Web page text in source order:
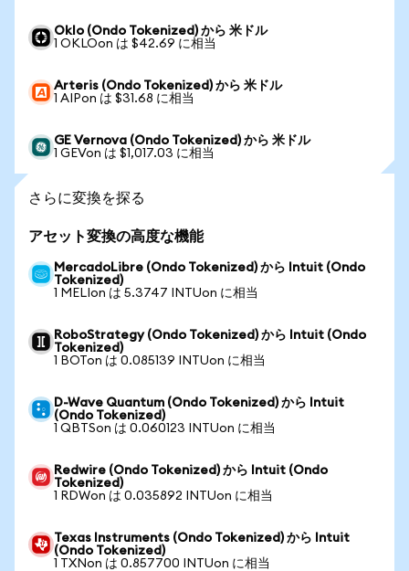
Oklo (Ondo Tokenized) から 米ドル
1 OKLOon は $42.69 に相当
Arteris (Ondo Tokenized) から 米ドル
1 AIPon は $31.68 に相当
GE Vernova (Ondo Tokenized) から 米ドル
1 GEVon は $1,017.03 に相当
さらに変換を探る
アセット変換の高度な機能
MercadoLibre (Ondo Tokenized) から Intuit (Ondo
Tokenized)
1 MELIon は 5.3747 INTUon に相当
RoboStrategy (Ondo Tokenized) から Intuit (Ondo
Tokenized)
1 BOTon は 0.085139 INTUon に相当
D-Wave Quantum (Ondo Tokenized) から Intuit
(Ondo Tokenized)
1 QBTSon は 0.060123 INTUon に相当
Redwire (Ondo Tokenized) から Intuit (Ondo
Tokenized)
1 RDWon は 0.035892 INTUon に相当
Texas Instruments (Ondo Tokenized) から Intuit
(Ondo Tokenized)
1 TXNon は 0.857700 INTUon に相当